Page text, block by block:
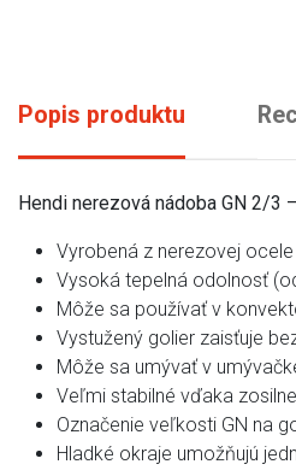
Popis produktu
Hendi nerezová nádoba GN 2/3
Vyrobená z nerezovej ocele
Vysoká tepelná odolnosť
Môže sa používať v
Vystužený golier zaisťuje
Môže sa umývať v
Veľmi stabilné vďaka
Označenie veľkosti GN na
Hladké okraje umožňujú